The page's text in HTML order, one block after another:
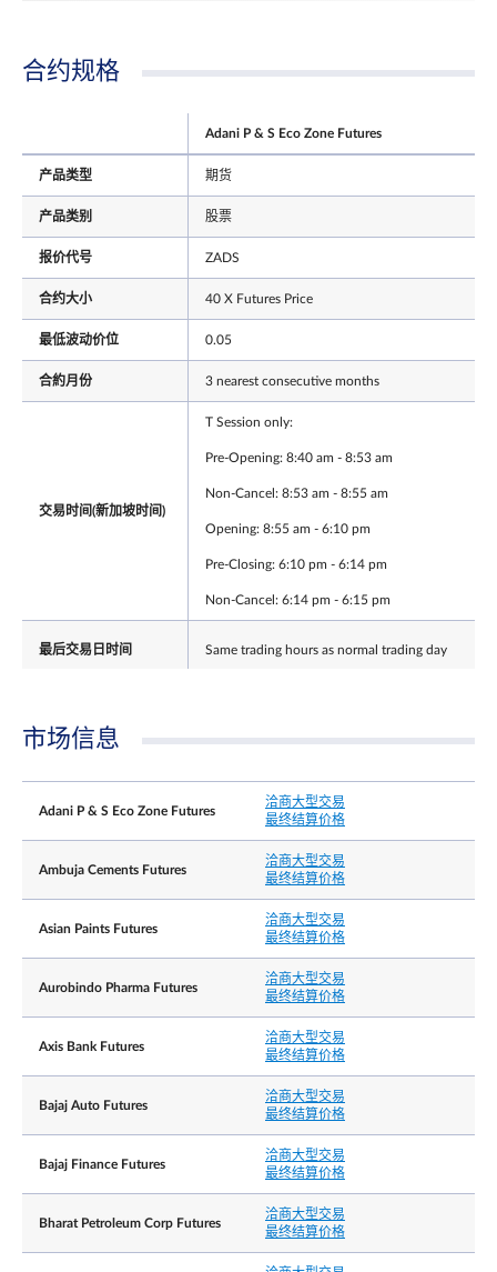
合约规格
Adani P & S Eco Zone Futures
产品类型 期货
产品类别 股票
报价代号 ZADS
合约大小 40 X Futures Price
最低波动价位 0.05
合約月份 3 nearest consecutive months
交易时间(新加坡时间)
T Session only:
Pre-Opening: 8:40 am - 8:53 am
Non-Cancel: 8:53 am - 8:55 am
Opening: 8:55 am - 6:10 pm
Pre-Closing: 6:10 pm - 6:14 pm
Non-Cancel: 6:14 pm - 6:15 pm
最后交易日时间 Same trading hours as normal trading day
preceding India business day.
±15% and ±20% from previous day’s settlement
price (5 minutes cooling off period when limit is
price limits for expiring contract on its Last
结算基础 Cash settlement
最终结算价格
the official closing price of the Underlying Shares
on the Last Trading Day, rounded to 2 decimal
places, expressed as US dollars.
交付价格/最终结算价
持仓责任╱持仓限制
Position limits are not applicable to the contracts.
However, a person owning or controlling more
than 1,000 contracts net long or net short in all
contract months combined, or such position as
Exchange may prescribe from time to time with
市场信息
Adani P & S Eco Zone Futures
洽商大型交易
最终结算价格
Ambuja Cements Futures
洽商大型交易
最终结算价格
Asian Paints Futures
洽商大型交易
最终结算价格
Aurobindo Pharma Futures
洽商大型交易
最终结算价格
Axis Bank Futures
洽商大型交易
最终结算价格
Bajaj Auto Futures
洽商大型交易
最终结算价格
Bajaj Finance Futures
洽商大型交易
最终结算价格
Bharat Petroleum Corp Futures
洽商大型交易
最终结算价格